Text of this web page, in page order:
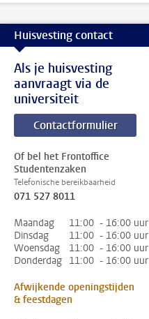
Huisvesting contact
Als je huisvesting
aanvraagt via de
universiteit
Contactformulier
Of bel het Frontoffice
Studentenzaken
Telefonische bereikbaarheid
071 527 8011
Maandag
11:00 - 16:00 uur
Dinsdag
11:00 - 16:00 uur
Woensdag
11:00 - 16:00 uur
Donderdag 11:00 - 16:00 uur
Afwijkende openingstijden
& feestdagen